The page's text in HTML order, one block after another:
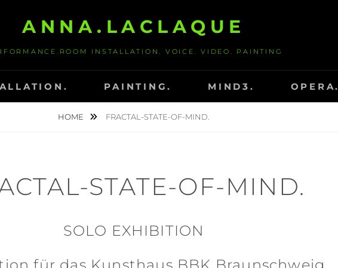
ANNA.LACLAQUE
INSTALLATION. VOICE. VIDEO. PAINTING
PAINTING. MIND3. OPERA.
HOME FRACTAL-STATE-OF-MIND.
STATE-OF-MIND.
SOLO EXHIBITION